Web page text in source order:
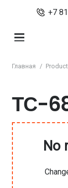
+7
Главная /
ТС-
No